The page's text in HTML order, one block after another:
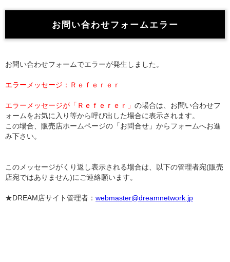
お問い合わせフォームエラー
お問い合わせフォームでエラーが発生しました。
エラーメッセージ：Ｒｅｆｅｒｅｒ
エラーメッセージが「Ｒｅｆｅｒｅｒ」 の場合は、お問い合わせフ
ォームをお気に入り等から呼び出した場合に表示されます。
この場合、販売店ホームページの「お問合せ」からフォームへお進
み下さい。
このメッセージがくり返し表示される場合は、以下の管理者宛(販売
店宛ではありません)にご連絡願います。
★DREAM店サイト管理者： webmaster@dreamnetwork.jp